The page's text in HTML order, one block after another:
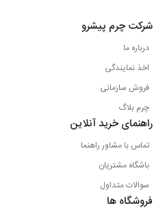
شرکت چرم پیشرو
درباره ما
اخذ نمایندگی
فروش سازمانی
چرم بلاگ
راهنمای خرید آنلاین
تماس با مشاور راهنما
باشگاه مشتریان
سوالات متداول
فروشگاه ها